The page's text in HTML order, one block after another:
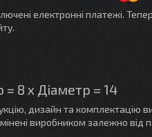
електронні платежі.
8 х Діаметр = 14
дизайн та комплектацію
виробником залежно від